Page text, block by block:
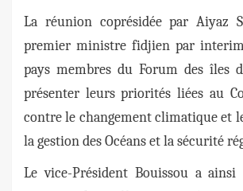
La réunion coprésidée par Aiyaz
premier ministre fidjien par
pays membres du Forum des îles
présenter leurs priorités liées au
contre le changement climatique et
la gestion des Océans et la sécurité
Le vice-Président Bouissou a